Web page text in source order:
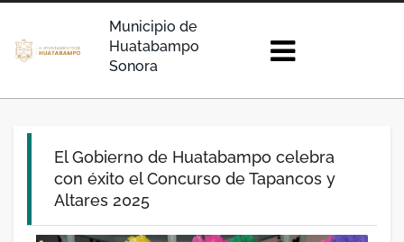
Municipio de
Huatabampo
Sonora
El Gobierno de Huatabampo celebra
con éxito el Concurso de Tapancos y
Altares 2025